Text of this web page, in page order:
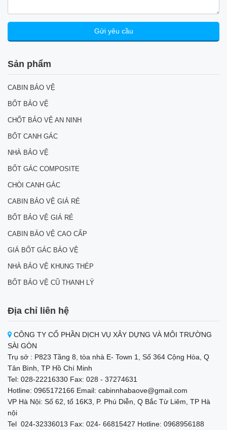
Sản phẩm
CABIN BẢO VỆ
BỐT BẢO VỆ
CHỐT BẢO VỆ AN NINH
BỐT CANH GÁC
NHÀ BẢO VỆ
BỐT GÁC COMPOSITE
CHÒI CANH GÁC
CABIN BẢO VỆ GIÁ RẺ
BỐT BẢO VỆ GIÁ RẺ
CABIN BẢO VỆ CAO CẤP
GIÁ BỐT GÁC BẢO VỆ
NHÀ BẢO VỆ KHUNG THÉP
BỐT BẢO VỆ CŨ THANH LÝ
Địa chỉ liên hệ
CÔNG TY CỔ PHẦN DỊCH VỤ XÂY DỰNG VÀ MÔI TRƯỜNG
SÀI GÒN
Trụ sở : P823 Tầng 8, tòa nhà E- Town 1, Số 364 Cộng Hòa, Q
Tân Bình, TP Hồ Chí Minh
Tel: 028-22216330 Fax: 028 - 37274631
Hotline: 0965172166 Email: cabinnhabaove@gmail.com
VP Hà Nội: Số 62, tổ 16K3, P. Phú Diễn, Q Bắc Từ Liêm, TP Hà
nội
Tel 024-32336013 Fax: 024- 66815427 Hotline: 0968956188